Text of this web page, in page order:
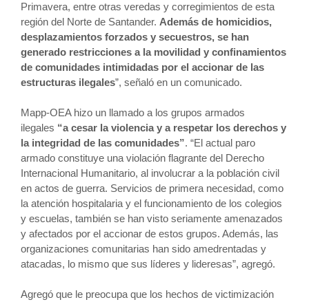
Primavera, entre otras veredas y corregimientos de esta
región del Norte de Santander. Además de homicidios,
desplazamientos forzados y secuestros, se han
generado restricciones a la movilidad y confinamientos
de comunidades intimidadas por el accionar de las
estructuras ilegales”, señaló en un comunicado.
Mapp-OEA hizo un llamado a los grupos armados
ilegales “a cesar la violencia y a respetar los derechos y
la integridad de las comunidades”. “El actual paro
armado constituye una violación flagrante del Derecho
Internacional Humanitario, al involucrar a la población civil
en actos de guerra. Servicios de primera necesidad, como
la atención hospitalaria y el funcionamiento de los colegios
y escuelas, también se han visto seriamente amenazados
y afectados por el accionar de estos grupos. Además, las
organizaciones comunitarias han sido amedrentadas y
atacadas, lo mismo que sus líderes y lideresas”, agregó.
Agregó que le preocupa que los hechos de victimización